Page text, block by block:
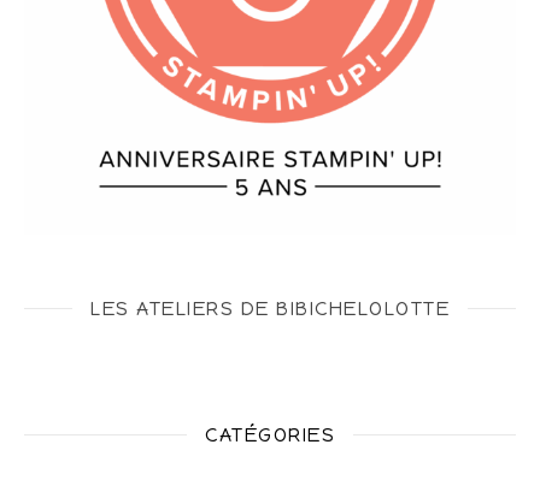
LES ATELIERS DE BIBICHELOLOTTE
CATÉGORIES